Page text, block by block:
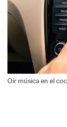
Oír música en el